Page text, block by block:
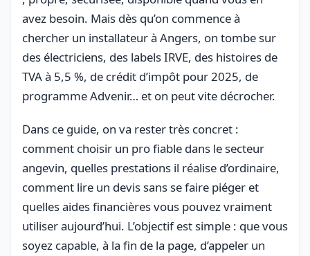
avez besoin. Mais dès qu’on commence à
chercher un installateur à Angers, on tombe sur
des électriciens, des labels IRVE, des histoires de
TVA à 5,5 %, de crédit d’impôt pour 2025, de
programme Advenir… et on peut vite décrocher.
Dans ce guide, on va rester très concret :
comment choisir un pro fiable dans le secteur
angevin, quelles prestations il réalise d’ordinaire,
comment lire un devis sans se faire piéger et
quelles aides financières vous pouvez vraiment
utiliser aujourd’hui. L’objectif est simple : que vous
soyez capable, à la fin de la page, d’appeler un